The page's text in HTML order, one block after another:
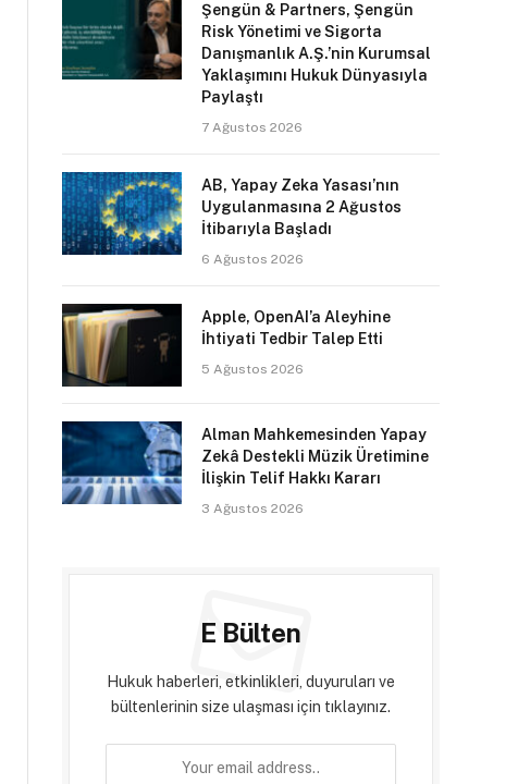
Şengün & Partners, Şengün
Risk Yönetimi ve Sigorta
Danışmanlık A.Ş.’nin Kurumsal
Yaklaşımını Hukuk Dünyasıyla
Paylaştı
7 Ağustos 2026
AB, Yapay Zeka Yasası’nın
Uygulanmasına 2 Ağustos
İtibarıyla Başladı
6 Ağustos 2026
Apple, OpenAI’a Aleyhine
İhtiyati Tedbir Talep Etti
5 Ağustos 2026
Alman Mahkemesinden Yapay
Zekâ Destekli Müzik Üretimine
İlişkin Telif Hakkı Kararı
3 Ağustos 2026
E Bülten
Hukuk haberleri, etkinlikleri, duyuruları ve
bültenlerinin size ulaşması için tıklayınız.